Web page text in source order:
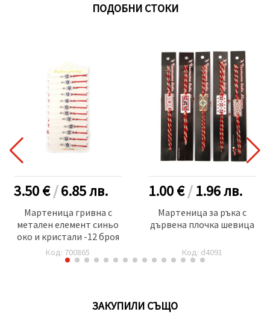
ПОДОБНИ СТОКИ
3.50 €/6.85лв.
Мартеница гривна с
метален елемент синьо
око и кристали -12 броя
Код: 700865
1.00 €/1.96лв.
Мартеница за ръка с
дървена плочка шевица
Код: d4091
ЗАКУПИЛИ СЪЩО